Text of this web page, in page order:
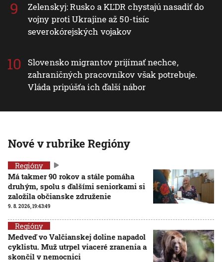
Zelenskyj: Rusko a KĽDR chystajú nasadiť do
vojny proti Ukrajine až 50-tisíc
severokórejských vojakov
Slovensko migrantov prijímať nechce,
zahraničných pracovníkov však potrebuje.
Vláda pripúšťa ich ďalší nábor
Nové v rubrike Regióny
Regióny
Má takmer 90 rokov a stále pomáha
druhým, spolu s ďalšími seniorkami si
založila občianske združenie
9. 8. 2026, 19:43:49
Regióny
Medveď vo Valčianskej doline napadol
cyklistu. Muž utrpel viaceré zranenia a
skončil v nemocnici